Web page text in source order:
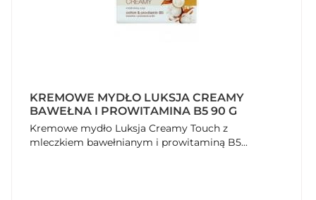
KREMOWE MYDŁO LUKSJA CREAMY
BAWEŁNA I PROWITAMINA B5 90 G
Kremowe mydło Luksja Creamy Touch z
mleczkiem bawełnianym i prowitaminą B5...